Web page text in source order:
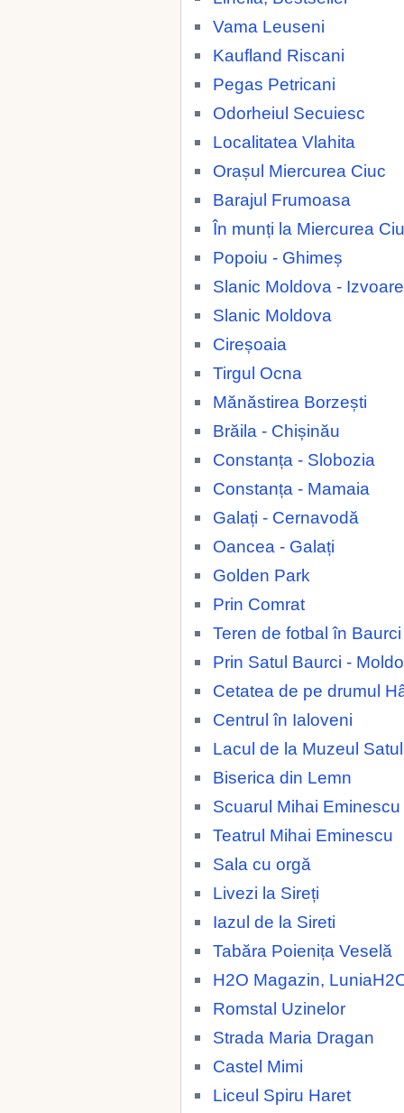
Vama Leuseni
Kaufland Riscani
Pegas Petricani
Odorheiul Secuiesc
Localitatea Vlahita
Orașul Miercurea Ciuc
Barajul Frumoasa
În munți la Miercurea
Popoiu - Ghimeș
Slanic Moldova - Izvoare
Slanic Moldova
Cireșoaia
Tirgul Ocna
Mănăstirea Borzești
Brăila - Chișinău
Constanța - Slobozia
Constanța - Mamaia
Galați - Cernavodă
Oancea - Galați
Golden Park
Prin Comrat
Teren de fotbal în
Prin Satul Baurci -
Cetatea de pe drumul
Centrul în Ialoveni
Lacul de la Muzeul
Biserica din Lemn
Scuarul Mihai Eminescu
Teatrul Mihai Eminescu
Sala cu orgă
Livezi la Sireți
Iazul de la Sireti
Tabăra Poienița Veselă
H2O Magazin,
Romstal Uzinelor
Strada Maria Dragan
Castel Mimi
Liceul Spiru Haret